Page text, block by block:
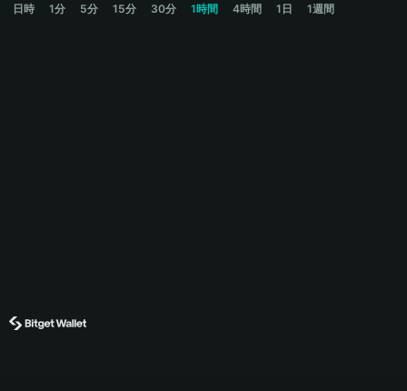
日時 1分 5分 15分 30分 1時間 4時間 1日 1週間